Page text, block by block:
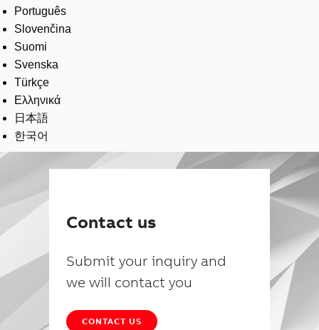
Português
Slovenčina
Suomi
Svenska
Türkçe
Ελληνικά
日本語
한국어
Contact us
Submit your inquiry and
we will contact you
CONTACT US